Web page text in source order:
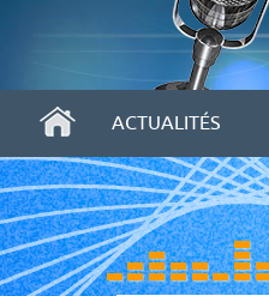
ACTUALITÉS